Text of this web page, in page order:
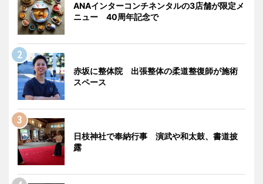
ANAインターコンチネンタルの3店舗が限定メ
ニュー 40周年記念で
赤坂に整体院 出張整体の柔道整復師が施術
スペース
日枝神社で奉納行事 演武や和太鼓、書道披
露